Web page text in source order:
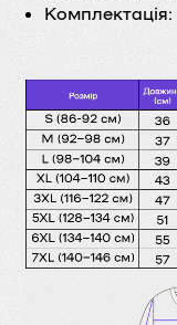
Комплектація: